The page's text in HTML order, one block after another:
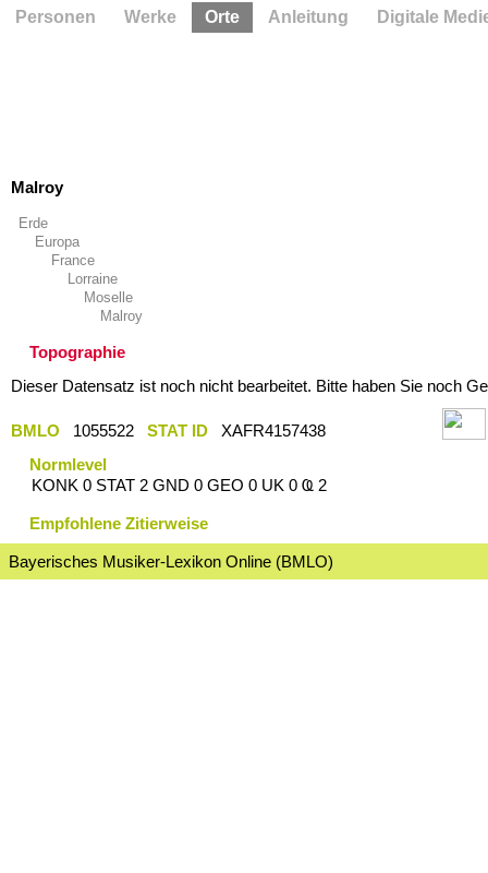
Malroy
Erde
Europa
France
Lorraine
Moselle
Malroy
Topographie
Dieser Datensatz ist noch nicht bearbeitet. Bitte haben Sie noch
BMLO 1055522 STAT ID
XAFR4157438
Normlevel
KONK 0 STAT 2 GND 0 GEO 0 UK 0 Ҩ 2
Empfohlene Zitierweise
Bayerisches Musiker-Lexikon Online (BMLO)
Personen Werke Orte Anleitung Digitale